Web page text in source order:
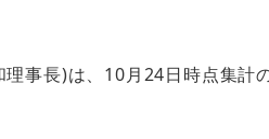
事長)は、10月24日時点集計